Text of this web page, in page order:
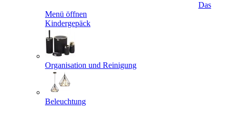
Das
Menü öffnen
Kindergepäck
Organisation und Reinigung
Beleuchtung